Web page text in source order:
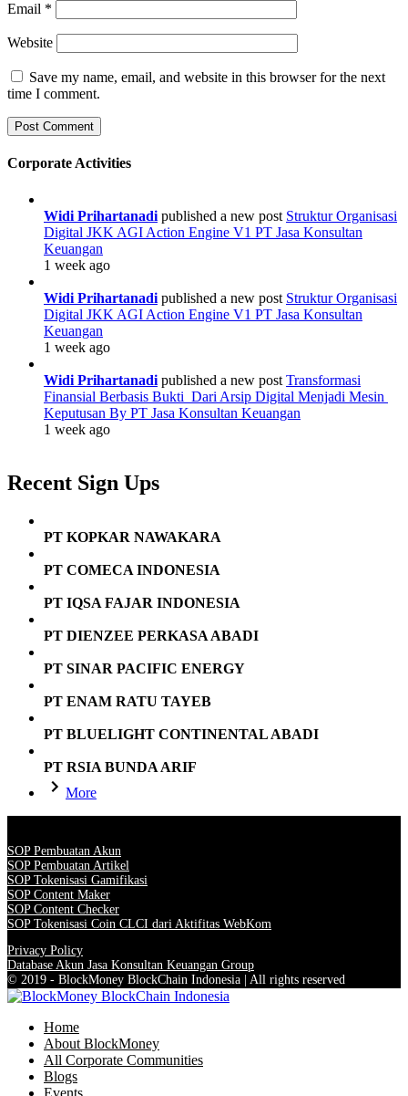
Email *
Website
Save my name, email, and website in this browser for the next
time I comment.
Corporate Activities
Widi Prihartanadi published a new post Struktur Organisasi
Digital JKK AGI Action Engine V1 PT Jasa Konsultan
Keuangan
1 week ago
Widi Prihartanadi published a new post Struktur Organisasi
Digital JKK AGI Action Engine V1 PT Jasa Konsultan
Keuangan
1 week ago
Widi Prihartanadi published a new post Transformasi
Finansial Berbasis Bukti Dari Arsip Digital Menjadi Mesin
Keputusan By PT Jasa Konsultan Keuangan
1 week ago
Recent Sign Ups
PT KOPKAR NAWAKARA
PT COMECA INDONESIA
PT IQSA FAJAR INDONESIA
PT DIENZEE PERKASA ABADI
PT SINAR PACIFIC ENERGY
PT ENAM RATU TAYEB
PT BLUELIGHT CONTINENTAL ABADI
PT RSIA BUNDA ARIF
More
SOP Pembuatan Akun
SOP Pembuatan Artikel
SOP Tokenisasi Gamifikasi
SOP Content Maker
SOP Content Checker
SOP Tokenisasi Coin CLCI dari Aktifitas WebKom
Privacy Policy
Database Akun Jasa Konsultan Keuangan Group
© 2019 - BlockMoney BlockChain Indonesia | All rights reserved
Home
About BlockMoney
All Corporate Communities
Blogs